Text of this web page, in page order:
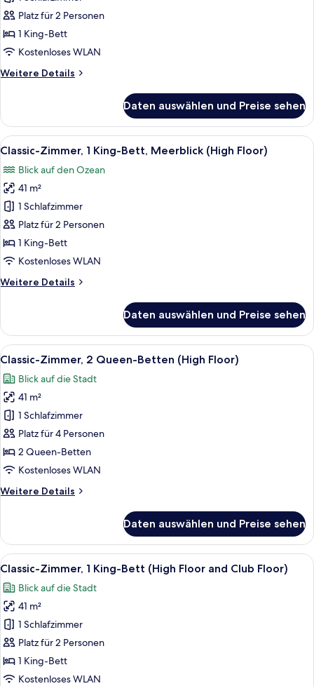
1 King-
Bett
(High
anzeigen
Platz für 2 Personen
1 King-Bett
Kostenloses WLAN
Weitere Details
Weitere
Zimmer,
1 King-
Bett
Floor)
Daten auswählen und Preise sehen
Alle
Fotos
für
Classic-
Zimmer,
1 King-
Bett,
Meerblick
Floor)
Ein modernes Hotelzimmer mit
12
Classic-Zimmer, 1 King-Bett, Meerblick (High Floor)
Blick auf den Ozean
41 m²
1 Schlafzimmer
Platz für 2 Personen
1 King-Bett
Kostenloses WLAN
Weitere Details
Weitere
Zimmer,
1 King-
Bett,
(High
Floor)
Daten auswählen und Preise sehen
Alle
Fotos
für
Classic-
Zimmer,
2 Queen-
Betten
(High
anzeigen
Ein modernes Hotelzimmer mit
14
Classic-Zimmer, 2 Queen-Betten (High Floor)
Blick auf die Stadt
41 m²
1 Schlafzimmer
Platz für 4 Personen
2 Queen-Betten
Kostenloses WLAN
Weitere Details
Weitere
Zimmer,
2 Queen-
Betten
Floor)
Daten auswählen und Preise sehen
Alle
Fotos
für
Classic-
Zimmer,
1 King-
Bett
(High
Ein modernes Hotelzimmer mit
17
Classic-Zimmer, 1 King-Bett (High Floor and Club Floor)
Blick auf die Stadt
41 m²
1 Schlafzimmer
Platz für 2 Personen
1 King-Bett
Kostenloses WLAN